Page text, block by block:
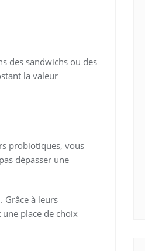
des sandwichs ou des
la valeur
probiotiques, vous
dépasser une
Grâce à leurs
place de choix